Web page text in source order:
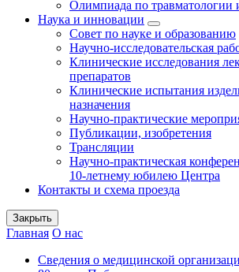
Олимпиада по травматологии
Наука и инновации
Совет по науке и образованию
Научно-исследовательская
Клинические исследования
препаратов
Клинические испытания
назначения
Научно-практические
Публикации, изобретения
Трансляции
Научно-практическая
10-летнему юбилею Центра
Контакты и схема проезда
Закрыть
Главная О нас
Сведения о медицинской